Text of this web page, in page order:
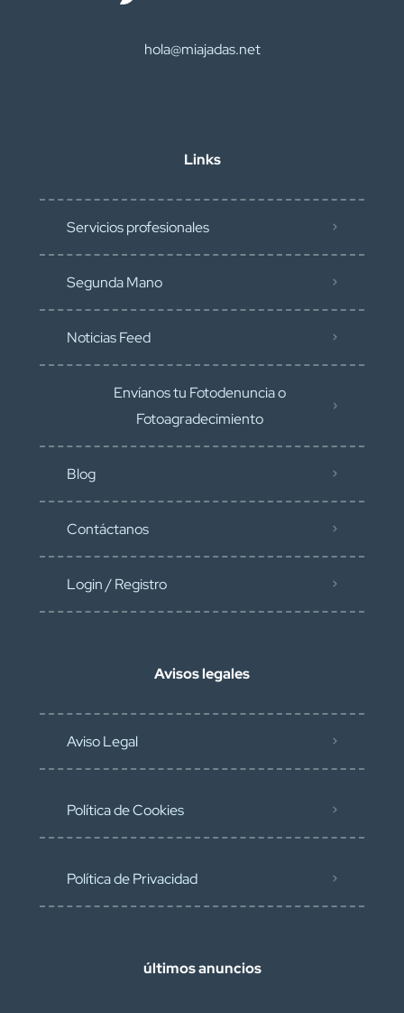
hola@miajadas.net
Links
Servicios profesionales
Segunda Mano
Noticias Feed
Envíanos tu Fotodenuncia o
Fotoagradecimiento
Blog
Contáctanos
Login / Registro
Avisos legales
Aviso Legal
Política de Cookies
Política de Privacidad
últimos anuncios